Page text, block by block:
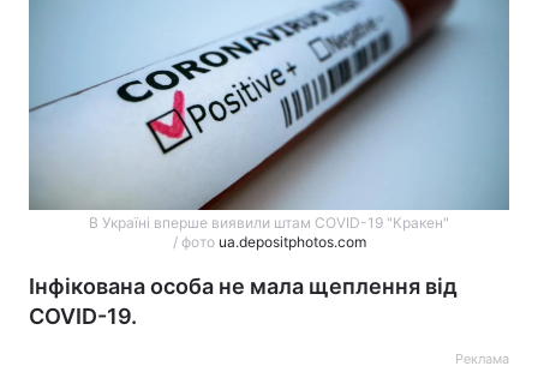
В Україні вперше виявили штам COVID-19 "Кракен"
/ фото ua.depositphotos.com
Інфікована особа не мала щеплення від
COVID-19.
Реклама